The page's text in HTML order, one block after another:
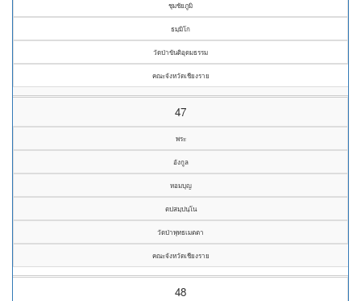
ชุมชัยภูมิ
ธมฺมิโก
วัดป่าขันติอุดมธรรม
คณะจังหวัดเชียงราย
47
พระ
อังกูล
หอมบุญ
ตปสมฺปนฺโน
วัดป่าพุทธเมตตา
คณะจังหวัดเชียงราย
48